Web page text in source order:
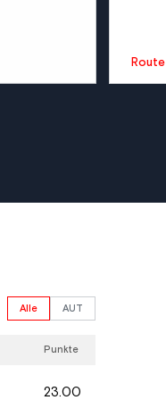
Alle AUT
Punkte
23.00